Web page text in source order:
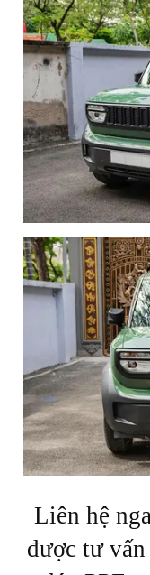
Phim PPF
CQ.
Kỹ thuật viên
chi tiết.
Bảo hành rõ
năm.
Dịch vụ tận
trong suốt quá